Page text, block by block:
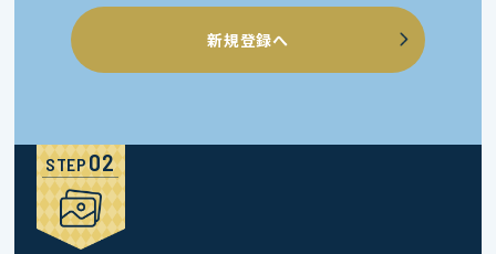
新規登録へ
STEP